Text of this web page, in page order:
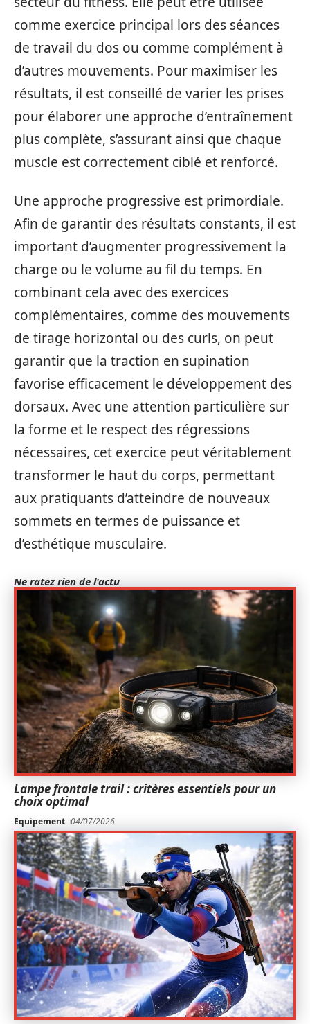
comme exercice principal lors des séances
de travail du dos ou comme complément à
d’autres mouvements. Pour maximiser les
résultats, il est conseillé de varier les prises
pour élaborer une approche d’entraînement
plus complète, s’assurant ainsi que chaque
muscle est correctement ciblé et renforcé.
Une approche progressive est primordiale.
Afin de garantir des résultats constants, il est
important d’augmenter progressivement la
charge ou le volume au fil du temps. En
combinant cela avec des exercices
complémentaires, comme des mouvements
de tirage horizontal ou des curls, on peut
garantir que la traction en supination
favorise efficacement le développement des
dorsaux. Avec une attention particulière sur
la forme et le respect des régressions
nécessaires, cet exercice peut véritablement
transformer le haut du corps, permettant
aux pratiquants d’atteindre de nouveaux
sommets en termes de puissance et
d’esthétique musculaire.
Ne ratez rien de l'actu
Lampe frontale trail : critères essentiels pour un
choix optimal
Equipement 04/07/2026